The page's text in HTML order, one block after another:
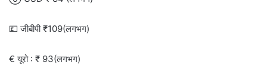
💷 जीबीपी ₹109(लगभग)
€ यूरो : ₹ 93(लगभग)